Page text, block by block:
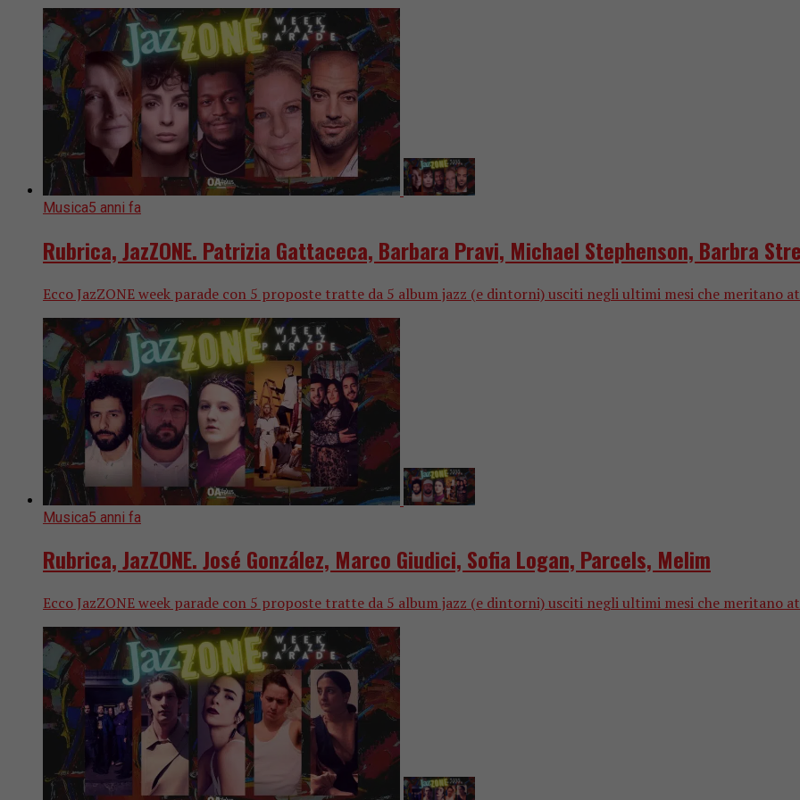
Musica5 anni fa
Rubrica, JazZONE. Patrizia Gattaceca, Barbara Pravi, Michael Stephenson, Barbra
Ecco JazZONE week parade con 5 proposte tratte da 5 album jazz (e dintorni) usciti negli ultimi mesi che meritano
Musica5 anni fa
Rubrica, JazZONE. José González, Marco Giudici, Sofia Logan, Parcels, Melim
Ecco JazZONE week parade con 5 proposte tratte da 5 album jazz (e dintorni) usciti negli ultimi mesi che meritano